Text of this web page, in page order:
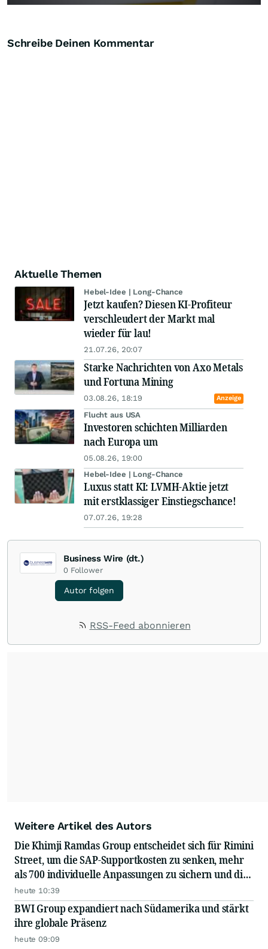
Schreibe Deinen Kommentar
Aktuelle Themen
Hebel-Idee | Long-Chance
Jetzt kaufen? Diesen KI-Profiteur
verschleudert der Markt mal
wieder für lau!
21.07.26, 20:07
Starke Nachrichten von Axo Metals
und Fortuna Mining
03.08.26, 18:19 Anzeige
Flucht aus USA
Investoren schichten Milliarden
nach Europa um
05.08.26, 19:00
Hebel-Idee | Long-Chance
Luxus statt KI: LVMH-Aktie jetzt
mit erstklassiger Einstiegschance!
07.07.26, 19:28
Business Wire (dt.)
0 Follower
Autor folgen
RSS-Feed abonnieren
Weitere Artikel des Autors
Die Khimji Ramdas Group entscheidet sich für Rimini
Street, um die SAP-Supportkosten zu senken, mehr
als 700 individuelle Anpassungen zu sichern und die
Einsparungen in Innovationen zu reinvestieren
heute 10:39
BWI Group expandiert nach Südamerika und stärkt
ihre globale Präsenz
heute 09:09